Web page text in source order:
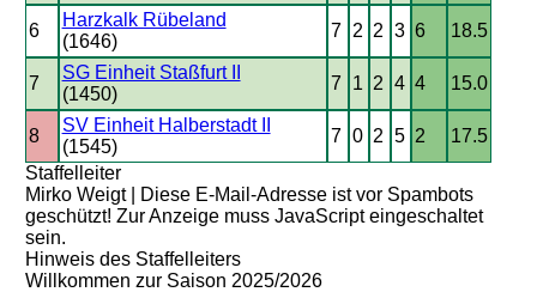
6
Harzkalk Rübeland
(1646)
7 2 2 3 6 18.5
7
SG Einheit Staßfurt II
(1450)
7 1 2 4 4 15.0
8
SV Einheit Halberstadt II
(1545)
7 0 2 5 2
17.5
Staffelleiter
Mirko Weigt |
Diese E-Mail-Adresse ist vor Spambots
geschützt! Zur Anzeige muss JavaScript eingeschaltet
sein.
Hinweis des Staffelleiters
Willkommen zur Saison 2025/2026